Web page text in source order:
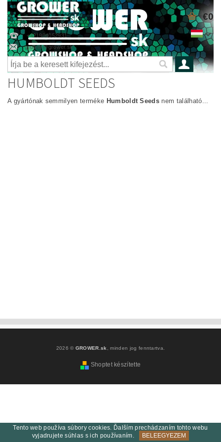
+421904052931
grower@grower.sk
€0
HUMBOLDT SEEDS
A gyártónak semmilyen terméke Humboldt Seeds nem található...
2026 © GROWER.sk , minden jog fenntartva.
Shoptet készítette
Tento web používa súbory cookies. Ďalším prechádzaním tohto webu
vyjadrujete súhlas s ich používaním.
BELEEGYEZEM